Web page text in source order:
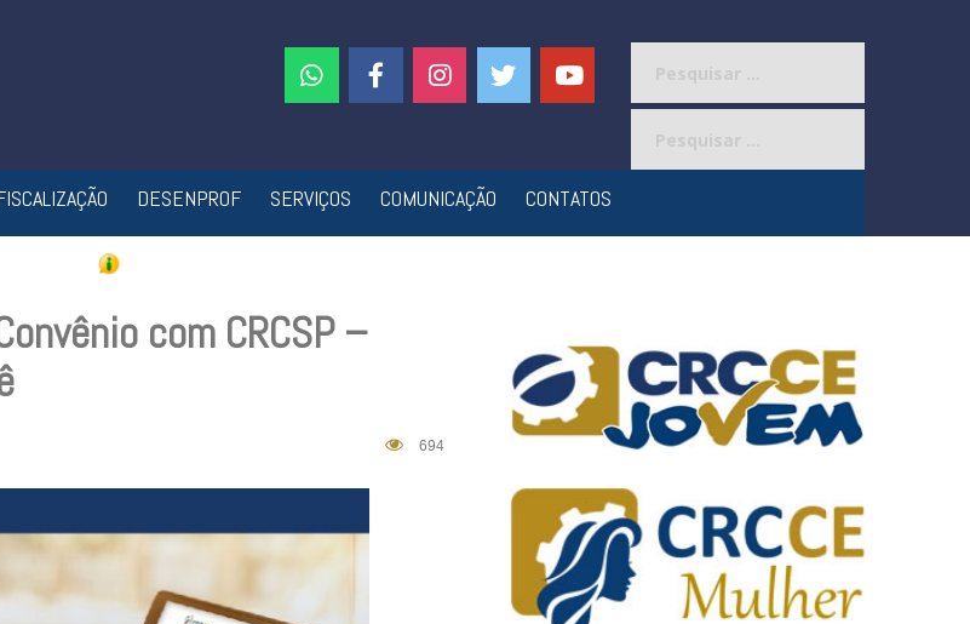
DESENPROF SERVIÇOS COMUNICAÇÃO CONTATOS
com CRCSP –
694